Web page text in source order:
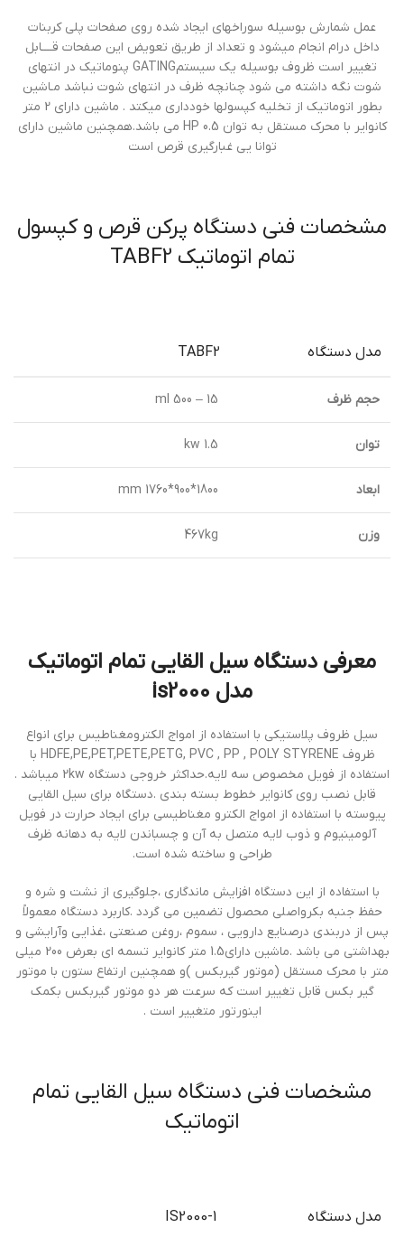
عمل شمارش بوسيله سوراخهای ايجاد شده روی صفحات پلي کربنات
داخل درام انجام ميشود و تعداد از طريق تعويض اين صفحات قــــابل
تغيير است ظروف بوسيله يک سيستمGATING پنوماتيک در انتهای
شوت نگه داشته می شود چنانچه ظرف در انتهاي شوت نباشد مـاشين
بطور اتوماتيك از تخليه كپسولها خودداري ميكتد . ماشين دارای 2 متر
کانواير با محرک مستقل به توان 0.5 HP مي باشد.همچنين ماشين دارای
توانا يی غبارگيری قرص است
مشخصات فنی دستگاه پركن قرص و كپسول
تمام اتوماتيك TABF2
مدل دستگاه TABF2
حجم ظرف 15 – 500 ml
توان 1.5 kw
ابعاد 1800*900*1760 mm
وزن 467kg
معرفی دستگاه سیل القایی تمام اتوماتیک
مدل is2000
سيل ظروف پلاستيكي با استفاده از امواج الكترومغناطيس براي انواع
ظروف HDFE,PE,PET,PETE,PETG, PVC , PP , POLY STYRENE با
استفاده از فويل مخصوص سه لايه.حداكثر خروجي دستگاه 2kw ميباشد .
قابل نصب روي كانواير خطوط بسته بندي .دستگاه براي سيل القايي
پيوسته با استفاده از امواج الکترو مغناطيسي براي ايجاد حرارت در فويل
آلومينيوم و ذوب لايه متصل به آن و چسباندن لايه به دهانه ظرف
طراحي و ساخته شده است.
با استفاده از اين دستگاه افزايش ماندگاري ،جلوگيري از نشت و شره و
حفظ جنبه بکرواصلي محصول تضمين مي گردد .کاربرد دستگاه معمولاً
پس از دربندي درصنايع دارويي ، سموم ،روغن صنعتي ،غذايي وآرايشي و
بهداشتي مي باشد .ماشين داراي1.5 متر کانواير تسمه ای بعرض 200 ميلي
متر با محرک مستقل (موتور گيربکس )و همچنين ارتفاع ستون با موتور
گير بکس قابل تغيير است که سرعت هر دو موتور گيربکس بکمک
اينورتور متغيير است .
مشخصات فنی دستگاه سیل القایی تمام
اتوماتیک
مدل دستگاه IS2000-1